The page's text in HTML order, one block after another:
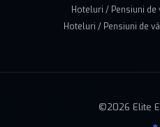
Hoteluri / Pensiuni de
Hoteluri / Pensiuni de
©2026 Elite